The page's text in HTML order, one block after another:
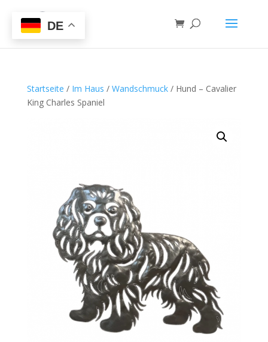
Startseite / Im Haus / Wandschmuck/ Hund – Cavalier
King Charles Spaniel
DE